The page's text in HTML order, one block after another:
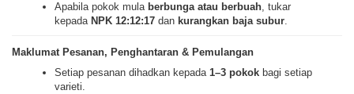
Apabila pokok mula berbunga atau berbuah, tukar
kepada NPK 12:12:17 dan kurangkan baja subur.
Maklumat Pesanan, Penghantaran & Pemulangan
Setiap pesanan dihadkan kepada1–3 pokok bagi setiap
varieti.